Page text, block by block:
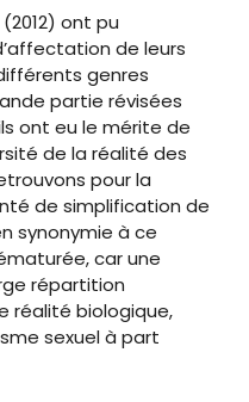
(2012) ont pu
de leurs
genres
partie révisées
ont eu le mérite de
de la réalité des
pour la
de simplification de
synonymie à ce
car une
répartition
réalité biologique,
sexuel à part